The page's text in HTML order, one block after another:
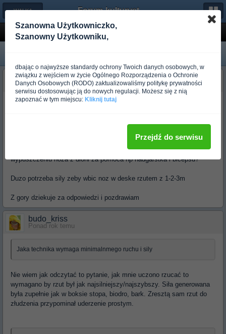
← WALKA NOŻEM, BROŃ Forum-kulturystyka.pl
Minimalny ruch przy rzucie nozem
budo_ambull
Ponad rok temu
Chcialbym spytac osoby lubiace rzucac nozami
Czy zna ktos technike rzucania polegajaca na hmmm lekkim
wypuszczeniu noza z dloni za pomoca np nadgarstka i bicepsu?
Duzo potrzeba sily zeby wbic noz w deske rzutem z 1-2-3m
Z gory dziekuje za odpowiedzi i pozdrawiam
budo_kriss
Ponad rok temu
Jaka technika wymaga minimalnmego ruchu i sily
Nie wiem jak odczytać to pytanie, jak mnie uczono rzucać to
wymagano by rzut był jak najsilniejszy/najszybszy. Siła generowana
była zupełnie jak w boksie stopa, biodro, bark. Zresztą sam rzut do
złudzenia przypominał uderzenie prostym.
Szanowna Użytkowniczko,
Szanowny Użytkowniku,
dbając o najwyższe standardy ochrony Twoich danych osobowych, w
związku z wejściem w życie Ogólnego Rozporządzenia o Ochronie
Danych Osobowych (RODO) zaktualizowaliśmy politykę prywatności
serwisu dostosowując ją do nowych regulacji. Możesz się z nią
zapoznać w tym miejscu: Kliknij tutaj
Przejdź do serwisu